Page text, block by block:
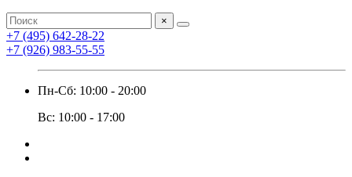
×
+7 (495) 642-28-22
+7 (926) 983-55-55
Пн-Сб: 10:00 - 20:00
Вс: 10:00 - 17:00